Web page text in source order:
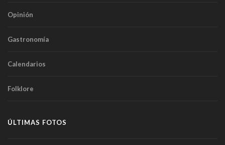
Opinión
Gastronomía
Calendarios
Folklore
ÚLTIMAS FOTOS